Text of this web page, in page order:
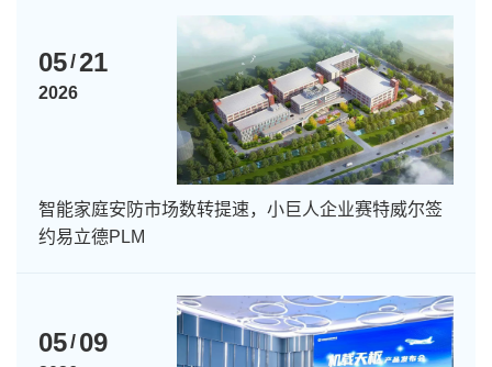
05/21
2026
智能家庭安防市场数转提速，小巨人企业赛特威尔签
约易立德PLM
05/ 09